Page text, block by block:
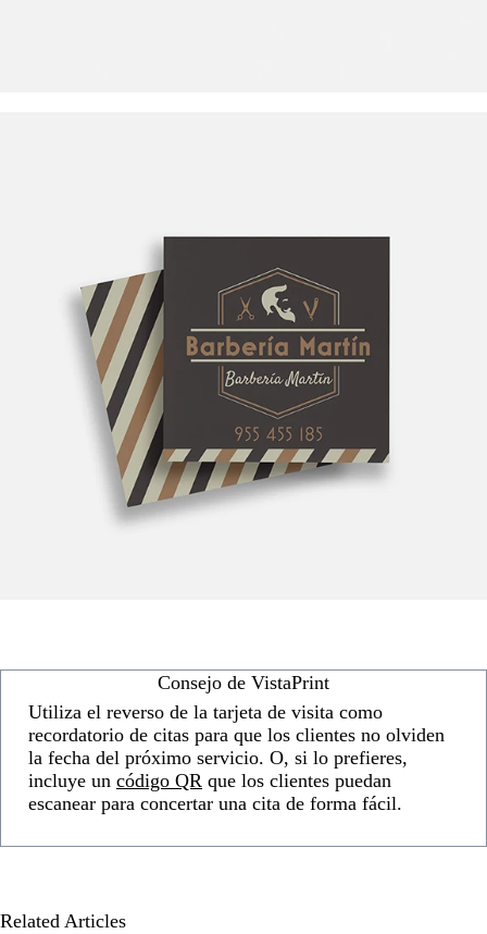
Consejo de VistaPrint
Utiliza el reverso de la tarjeta de visita como
recordatorio de citas para que los clientes no olviden
la fecha del próximo servicio. O, si lo prefieres,
incluye un código QR que los clientes puedan
escanear para concertar una cita de forma fácil.
Related Articles